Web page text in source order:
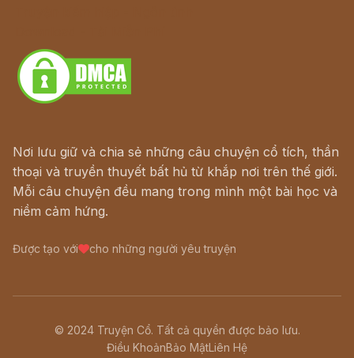
Nơi lưu giữ và chia sẻ những câu chuyện cổ tích, thần
thoại và truyền thuyết bất hủ từ khắp nơi trên thế giới.
Mỗi câu chuyện đều mang trong mình một bài học và
niềm cảm hứng.
Được tạo với cho những người yêu truyện
© 2024 Truyện Cổ. Tất cả quyền được bảo lưu.
Điều KhoảnBảo MậtLiên Hệ